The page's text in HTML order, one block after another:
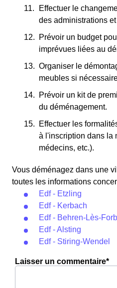
Effectuer le
des administrations
Prévoir un budget
imprévues liées au
Organiser le
meubles si
Prévoir un kit de
du déménagement.
Effectuer les
à l'inscription dans la
médecins, etc.).
Vous déménagez dans une
toutes les informations
Edf - Etzling
Edf - Kerbach
Edf - Behren-Lès-
Edf - Alsting
Edf - Stiring-Wendel
Laisser un commentaire*